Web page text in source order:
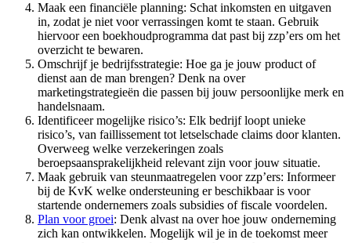
Maak een financiële planning: Schat inkomsten en uitgaven
in, zodat je niet voor verrassingen komt te staan. Gebruik
hiervoor een boekhoudprogramma dat past bij zzp’ers om het
overzicht te bewaren.
Omschrijf je bedrijfsstrategie: Hoe ga je jouw product of
dienst aan de man brengen? Denk na over
marketingstrategieën die passen bij jouw persoonlijke merk en
handelsnaam.
Identificeer mogelijke risico’s: Elk bedrijf loopt unieke
risico’s, van faillissement tot letselschade claims door klanten.
Overweeg welke verzekeringen zoals
beroepsaansprakelijkheid relevant zijn voor jouw situatie.
Maak gebruik van steunmaatregelen voor zzp’ers: Informeer
bij de KvK welke ondersteuning er beschikbaar is voor
startende ondernemers zoals subsidies of fiscale voordelen.
Plan voor groei: Denk alvast na over hoe jouw onderneming
zich kan ontwikkelen. Mogelijk wil je in de toekomst meer